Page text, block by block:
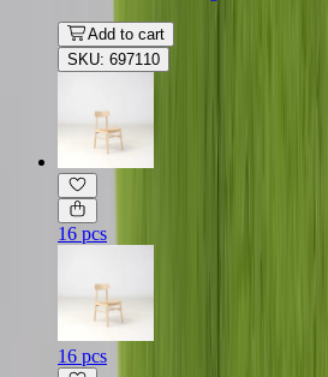
Add to cart
SKU: 697110
16 pcs
16 pcs